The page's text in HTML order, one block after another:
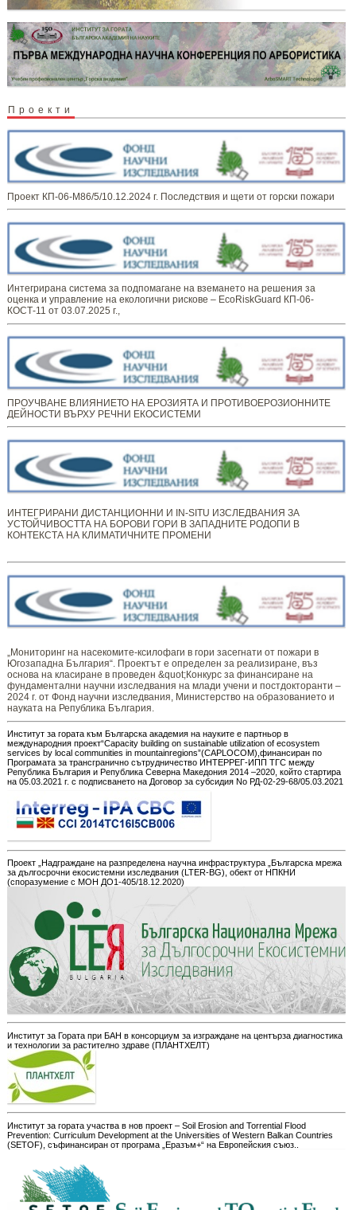
Проекти
Проект КП-06-М86/5/10.12.2024 г. Последствия и щети от горски пожари
Интегрирана система за подпомагане на вземането на решения за
оценка и управление на екологични рискове – EcoRiskGuard КП-06-
КОСТ-11 от 03.07.2025 г.,
ПРОУЧВАНЕ ВЛИЯНИЕТО НА ЕРОЗИЯТА И ПРОТИВОЕРОЗИОННИТЕ
ДЕЙНОСТИ ВЪРХУ РЕЧНИ ЕКОСИСТЕМИ
ИНТЕГРИРАНИ ДИСТАНЦИОННИ И IN-SITU ИЗСЛЕДВАНИЯ ЗА
УСТОЙЧИВОСТТА НА БОРОВИ ГОРИ В ЗАПАДНИТЕ РОДОПИ В
КОНТЕКСТА НА КЛИМАТИЧНИТЕ ПРОМЕНИ
„Мониторинг ​​​на ​​насекомите-ксилофаги в гори засегнати от пожари в
Югозападна България“. Проектът е определен за реализиране, въз
основа на класиране в проведен &quot;Конкурс за финансиране на
фундаментални научни изследвания на млади учени и постдокторанти –
2024 г. от Фонд научни изследвания, Министерство на образованието и
науката на Република България.
Институт за гората към Българска академия на науките е партньор в
международния проект“Capacity building on sustainable utilization of ecosystem
services by local communities in mountainregions”(CAPLOCOM),финансиран по
Програмата за трансгранично сътрудничество ИНТЕРРЕГ-ИПП ТГС между
Република България и Република Северна Македония 2014 –2020, който стартира
на 05.03.2021 г. с подписването на Договор за субсидия No РД-02-29-68/05.03.2021
Проект „Надграждане на разпределена научна инфраструктура „Българска мрежа
за дългосрочни екосистемни изследвания (LTER-BG), обект от НПКНИ
(споразумение с МОН ДО1-405/18.12.2020)
Институт за Гората при БАН в консорциум за изграждане на центърза диагностика
и технологии за растително здраве (ПЛАНТХЕЛТ)
Институт за гората участва в нов проект – Soil Erosion and Torrential Flood
Prevention: Curriculum Development at the Universities of Western Balkan Countries
(SETOF), съфинансиран от програма „Еразъм+“ на Европейския съюз..